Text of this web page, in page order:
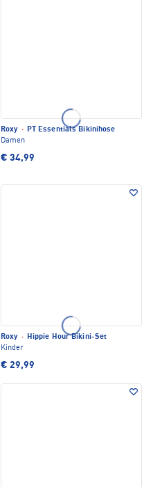
Roxy · PT Essentials Bikinihose
Damen
€ 34,99
Roxy · Hippie Hour Bikini-Set
Kinder
€ 29,99